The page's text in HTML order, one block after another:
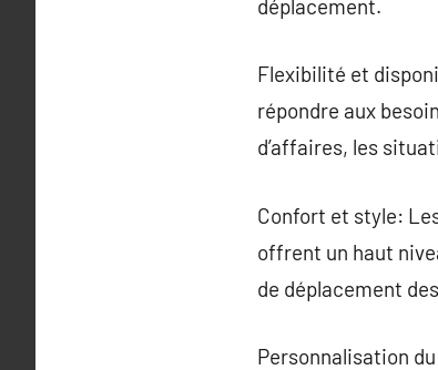
déplacement.
Flexibilité et
répondre aux
d’affaires, les
Confort et style:
offrent un haut
de déplacement
Personnalisation